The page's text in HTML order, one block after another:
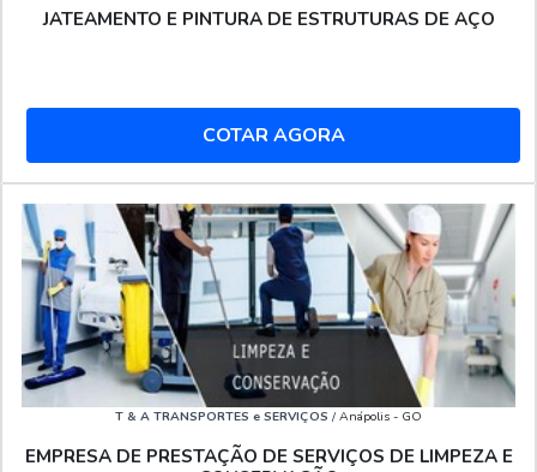
JATEAMENTO E PINTURA DE ESTRUTURAS DE AÇO
COTAR AGORA
T & A TRANSPORTES e SERVIÇOS / Anápolis - GO
EMPRESA DE PRESTAÇÃO DE SERVIÇOS DE LIMPEZA E